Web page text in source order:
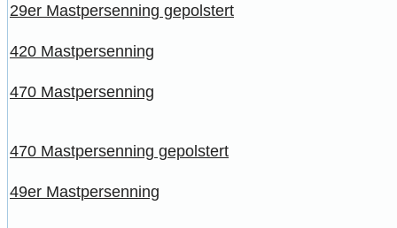
29er Mastpersenning gepolstert
420 Mastpersenning
470 Mastpersenning
470 Mastpersenning gepolstert
49er Mastpersenning